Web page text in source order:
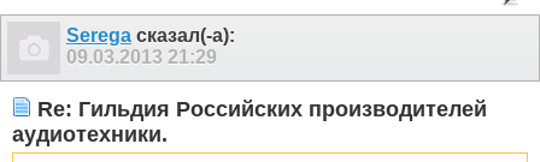
Serega сказал(-а):
09.03.2013 21:29
Re: Гильдия Российских производителей
аудиотехники.